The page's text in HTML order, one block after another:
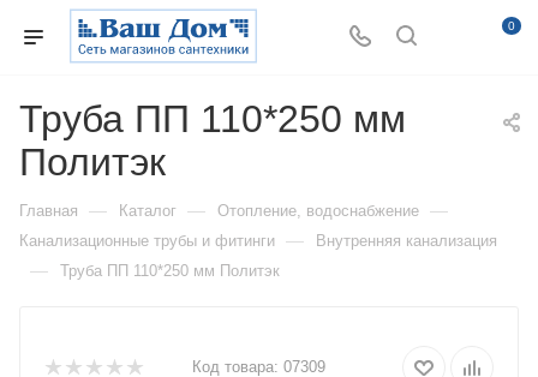
0
Труба ПП 110*250 мм
Политэк
Главная — Каталог — Отопление, водоснабжение —
Канализационные трубы и фитинги — Внутренняя канализация
— Труба ПП 110*250 мм Политэк
Код товара: 07309